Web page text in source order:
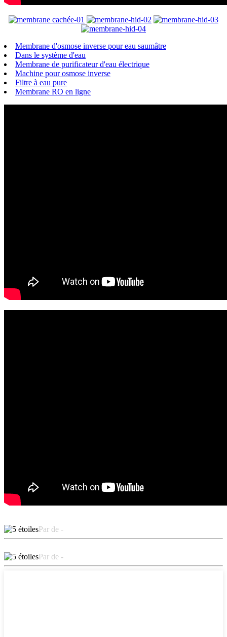
Membrane d'osmose inverse pour eau saumâtre
Dans le système d'eau
Membrane de purificateur d'eau électrique
Machine pour osmose inverse
Filtre à eau pure
Membrane RO en ligne
Par de -
Par de -